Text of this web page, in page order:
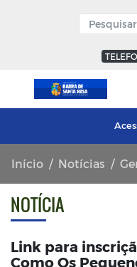
Início Notícias
NOTÍCIA
Link para
Como Os